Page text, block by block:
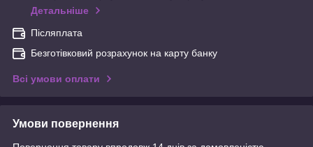
Детальніше
Післяплата
Безготівковий розрахунок на карту банку
Всі умови оплати
Умови повернення